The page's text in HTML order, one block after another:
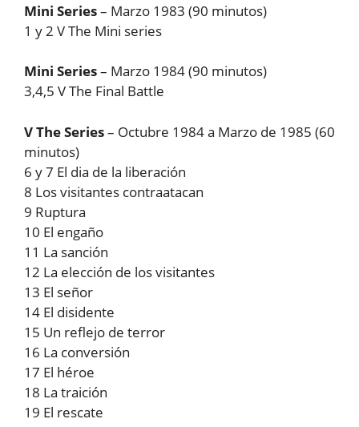
Mini Series– Marzo 1983 (90 minutos)
1 y 2 V The Mini series
Mini Series– Marzo 1984 (90 minutos)
3,4,5 V The Final Battle
V The Series– Octubre 1984 a Marzo de 1985 (60
minutos)
6 y 7 El dia de la liberación
8 Los visitantes contraatacan
9 Ruptura
10 El engaño
11 La sanción
12 La elección de los visitantes
13 El señor
14 El disidente
15 Un reflejo de terror
16 La conversión
17 El héroe
18 La traición
19 El rescate